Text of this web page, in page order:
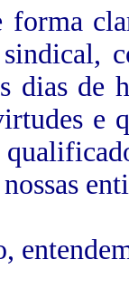
forma
dias de
e